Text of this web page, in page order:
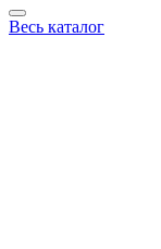
Весь каталог